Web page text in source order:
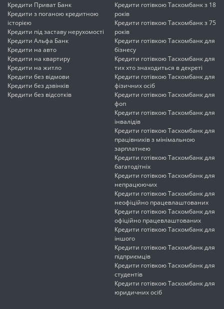
Кредити Приват Банк
Кредити з поганою кредитною
історією
Кредити під заставу нерухомості
Кредити Альфа Банк
Кредити на авто
Кредити на квартиру
Кредити на житло
Кредити без відмови
Кредити без дзвінків
Кредити без відсотків
Кредити готівкою Таскомбанк з 18
років
Кредити готівкою Таскомбанк з 75
років
Кредити готівкою Таскомбанк для
бізнесу
Кредити готівкою Таскомбанк для
тих хто знаходиться в декреті
Кредити готівкою Таскомбанк для
фізичних осіб
Кредити готівкою Таскомбанк для
фоп
Кредити готівкою Таскомбанк для
інвалідів
Кредити готівкою Таскомбанк для
працівників з мінімальною
зарплатнею
Кредити готівкою Таскомбанк для
багатодітніх
Кредити готівкою Таскомбанк для
непрацюючих
Кредити готівкою Таскомбанк для
неофіційно працевлаштованих
Кредити готівкою Таскомбанк для
офіційно працевлаштованих
Кредити готівкою Таскомбанк для
іншого
Кредити готівкою Таскомбанк для
підприємців
Кредити готівкою Таскомбанк для
студентів
Кредити готівкою Таскомбанк для
юридичних осіб